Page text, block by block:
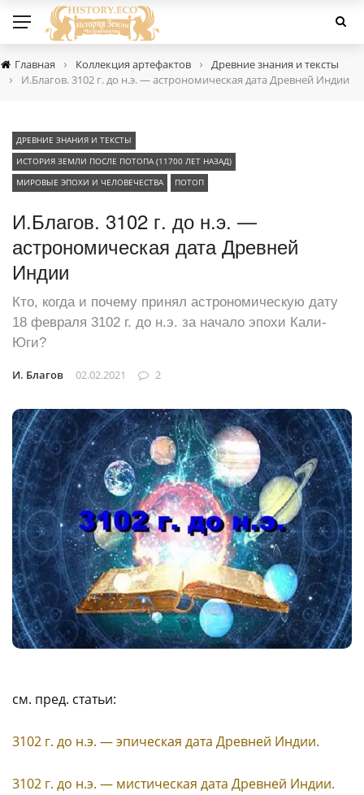
Главная › Коллекция артефактов › Древние знания и тексты
› И.Благов. 3102 г. до н.э. — астрономическая дата Древней Индии
ДРЕВНИЕ ЗНАНИЯ И ТЕКСТЫ
ИСТОРИЯ ЗЕМЛИ ПОСЛЕ ПОТОПА (11700 ЛЕТ НАЗАД)
МИРОВЫЕ ЭПОХИ И ЧЕЛОВЕЧЕСТВА
ПОТОП
И.Благов. 3102 г. до н.э. —
астрономическая дата Древней
Индии
Кто, когда и почему принял астрономическую дату
18 февраля 3102 г. до н.э. за начало эпохи Кали-
Юги?
И. Благов 02.02.2021 2
см. пред. статьи:
3102 г. до н.э. — эпическая дата Древней Индии.
3102 г. до н.э. — мистическая дата Древней Индии.